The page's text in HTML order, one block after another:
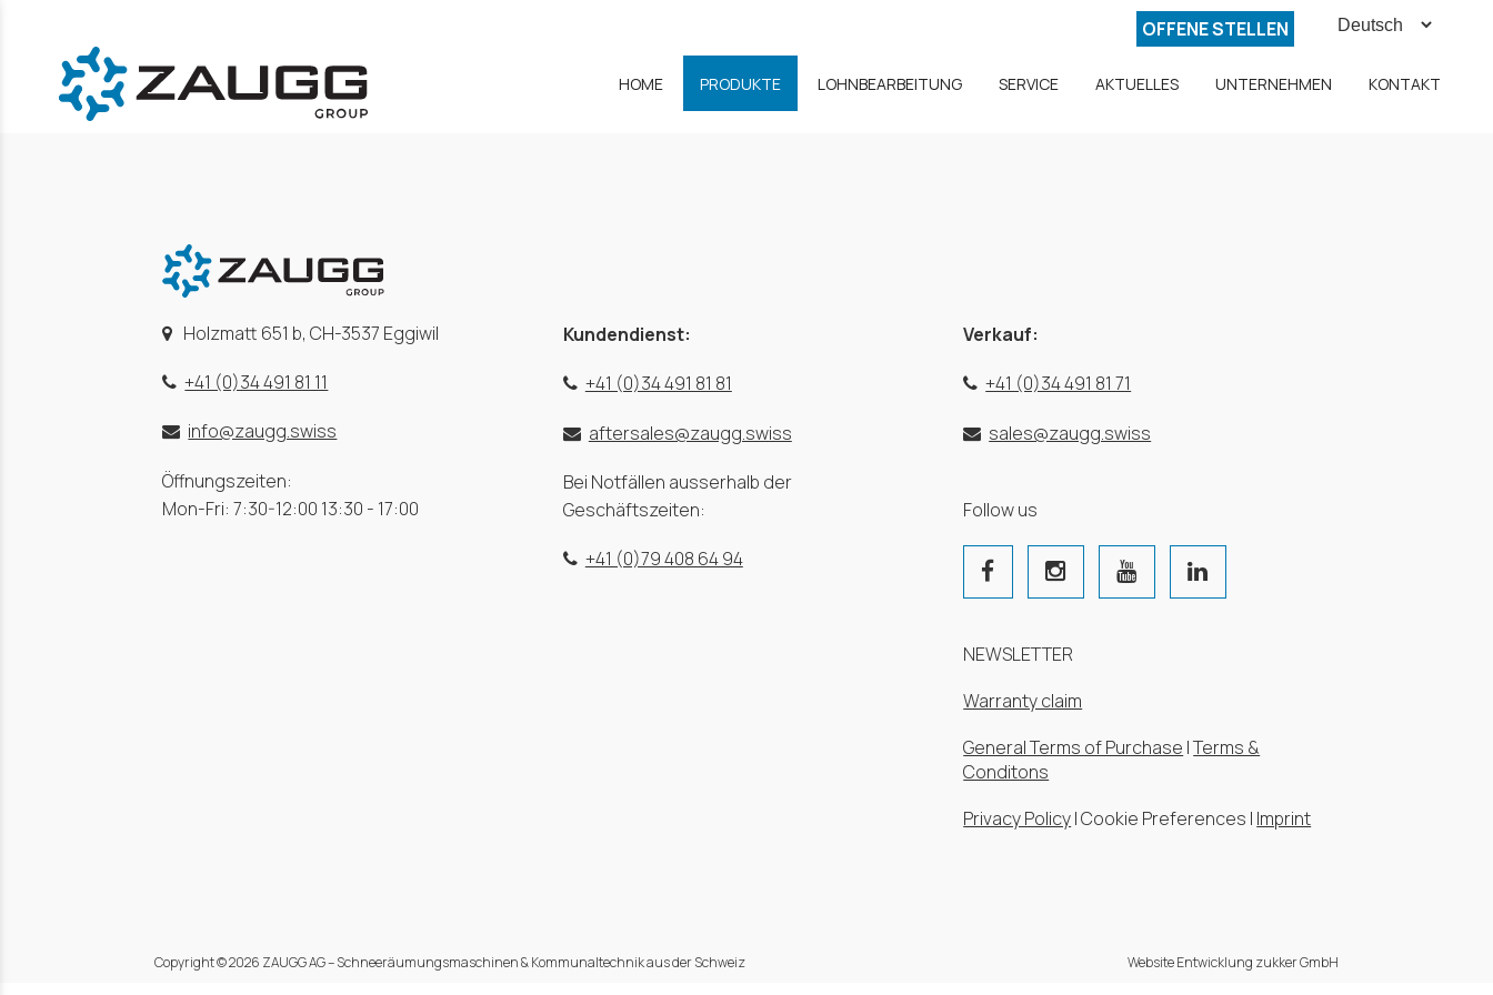
OFFENE STELLEN
HOME PRODUKTE LOHNBEARBEITUNG SERVICE AKTUELLES UNTERNEHMEN KONTAKT
Holzmatt 651 b, CH-3537 Eggiwil
+41 (0)34 491 81 11
info@zaugg.swiss
Öffnungszeiten:
Mon-Fri: 7:30-12:00 13:30 - 17:00
Kundendienst:
+41 (0)34 491 81 81
aftersales@zaugg.swiss
Bei Notfällen ausserhalb der
Geschäftszeiten:
+41 (0)79 408 64 94
Verkauf:
+41 (0)34 491 81 71
sales@zaugg.swiss
Follow us
NEWSLETTER
Warranty claim
General Terms of Purchase |Terms &
Conditons
Privacy Policy|Cookie Preferences | Imprint
Copyright © 2026 ZAUGG AG – Schneeräumungsmaschinen & Kommunaltechnik aus der Schweiz Website Entwicklung zukker GmbH